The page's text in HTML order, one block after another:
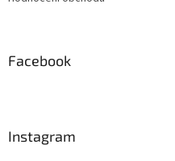
Facebook
Instagram